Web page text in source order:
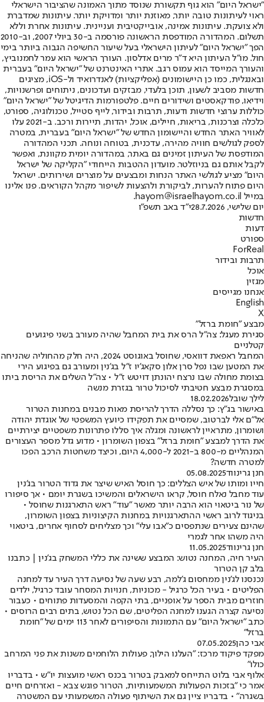
"ישראל היום" הוא גוף תקשורת שנוסד מתוך האמונה שהציבור הישראלי
ראוי לעיתונות טובה יותר, מאוזנת יותר ומדויקת יותר. עיתונות שמדברת
ולא צועקת. עיתונות אמינה, אובייקטיבית ועניינית. עיתונות אחרת וללא
תשלום. המהדורה המודפסת הראשונה פורסמה ב-30 ביולי 2007, וב-2010
הפך "ישראל היום" לעיתון הישראלי בעל שיעור החשיפה הגבוה ביותר בימי
חול. מו"ל העיתון היא ד"ר מרים אדלסון. העורך הראשי הוא עמר לחמנוביץ,
והעורך המייסד הוא עמוס רגב. אתרי האינטרנט של "ישראל היום" בעברית
ובאנגלית, כמו כן היישומונים (אפליקציות) לאנדרואיד ול-iOS, מציגים
חדשות מסביב לשעון, תוכן בלעדי, מבזקים ועדכונים, ניתוחים ופרשנויות,
וידיאו, פודקאסטים ושידורים חיים. פלטפורמות הדיגיטל של "ישראל היום"
כוללות ערוצי חדשות ודעות, תרבות ובידור, לייף סטייל, טכנולוגיה, ספורט,
כלכלה וצרכנות, בריאות, חיילים, אוכל, יהדות, תיירות ורכב. ב-2021 עלו
לאוויר האתר החדש והיישומון החדש של "ישראל היום" בעברית, במטרה
לספק לגולשים חוויה מהירה, עדכנית, בטוחה ונוחה. תכני המהדורה
המודפסת של העיתון זמינים גם באתר, במהדורה יומית מקוונת, ואפשר
לקבל אותם גם בניוזלטר. מועדון ההטבות הייחודי "הקליקה של ישראל
היום" מציע לגולשי האתר הנחות ומבצעים על מוצרים ושירותים. ישראל
היום פתוח להערות, לביקורת ולהצעות לשיפור מקהל הקוראים. פנו אלינו
במייל hayom@israelhayom.co.il.
יום שלישי, 28.7.2026
י"ד באב תשפ"ו
חדשות
דעות
ספורט
ForReal
תרבות ובידור
אוכל
מגזין
אנחנו מגייסים
English
X
מבצע "חומת ברזל"
סגירת מעגל: צה"ל הרס את בית המחבל שהיה מעורב בשני פיגועים
קטלניים
המחבל ראפאת דוואסי, שחוסל באוגוסט 2024, היה חלק מהחוליה שהניחה
את המטען שבו נפל סרן אלון סקאג'יו ז"ל בג'נין ומעורב גם בפיגוע הירי
בצומת מחולה שבו נרצח יהונתן דויטש ז"ל • צה"ל השלים את הריסת ביתו
במסגרת מבצע חטיבתי לסיכול טרור בגזרת מנשה
לילך שובל18.02.2026
באישור בג"ץ: כך נסללה הדרך להריסת מאות מבנים במחנות הטרור
אל"ם אלי לברטוב, שמסיים את תפקידו כיועץ המשפטי של אוגדת יהודה
ושומרון, מתראיין לראשונה ומגלה איך סללו פתרונות משפטיים יצירתיים
את הדרך למבצע "חומת ברזל" בצפון השומרון • מדוע גדל מספר העצורים
המנהליים מ-800 ב-2021 ל-4,000 היום, וכיצד משחטות הרכב הפכו
למטרה חדשה?
חנן גרינווד05.08.2025
חייו ומותו של איש הצללים: כך חוסל האיש שיצר את גדוד הטרור בג'נין
עוד מחבל נאלח חוסל, קראו הישראלים והמשיכו בשגרת יומם • אך סיפורו
של נור ביטאוי הוא הרבה יותר מאשר "עוד" ראש התארגנות שחוסל •
בניגוד לרוב ראשי ההתארגנויות במחנות הקיצוניות בצפון השומרון,
שהינם צעירים שנתפסים כ"אבו עלי" וכך מצליחים לסחוף אחרים, ביטאוי
היה משהו אחר לגמרי
חנן גרינווד11.05.2025
העיר חיה, המחנה נטוש: המבצע ששינה את כללי המשחק בג'נין | כתבנו
בלב קן הטרור
נכנסנו לג'נין ממחסום ג'למה, רבע שעה של נסיעה דרך העיר עד למחנה
הפליטים • בעיר הכל כרגיל - מכוניות, חנויות המסחר עובד כרגיל, ילדים
חוזרים מבית הספר על אופניים, בתי הקפה והמסעדות פתוחים • כעבור
נסיעה קצרה הגענו למחנה הפליטים, שם הכל נטוש, בתים רבים הרוסים •
כתב "ישראל היום" עם התמונות והסיפורים לאחר 113 ימים של "חומת
ברזל"
אבי כהן07.05.2025
מפקד פיקוד מרכז: "העלנו הילוך, פעולות הלוחמים משנות את פני המרחב
כולו"
אלוף אבי בלוט התייחס למאבק בטרור בכנס ראשי מועצות יו"ש • בדבריו
אמר כי "בזכות הפעולות המשמעותיות, הטרור פוגש צבא - ואזרחים חיים
בשגרה" • בדבריו ציין גם את השיתוף פעולה המשמעותי עם המשטרה